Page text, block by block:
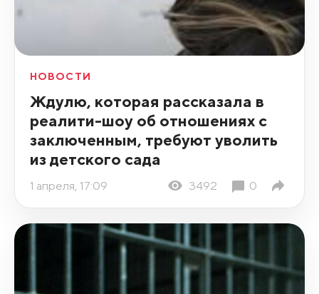
НОВОСТИ
Ждулю, которая рассказала в
реалити-шоу об отношениях с
заключенным, требуют уволить
из детского сада
1 апреля, 17:09 3492 0